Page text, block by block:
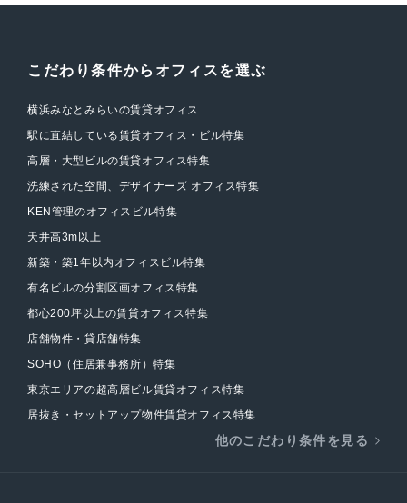
こだわり条件からオフィスを選ぶ
横浜みなとみらいの賃貸オフィス
駅に直結している賃貸オフィス・ビル特集
高層・大型ビルの賃貸オフィス特集
洗練された空間、デザイナーズ オフィス特集
KEN管理のオフィスビル特集
天井高3m以上
新築・築1年以内オフィスビル特集
有名ビルの分割区画オフィス特集
都心200坪以上の賃貸オフィス特集
店舗物件・貸店舗特集
SOHO（住居兼事務所）特集
東京エリアの超高層ビル賃貸オフィス特集
居抜き・セットアップ物件賃貸オフィス特集
他のこだわり条件を見る